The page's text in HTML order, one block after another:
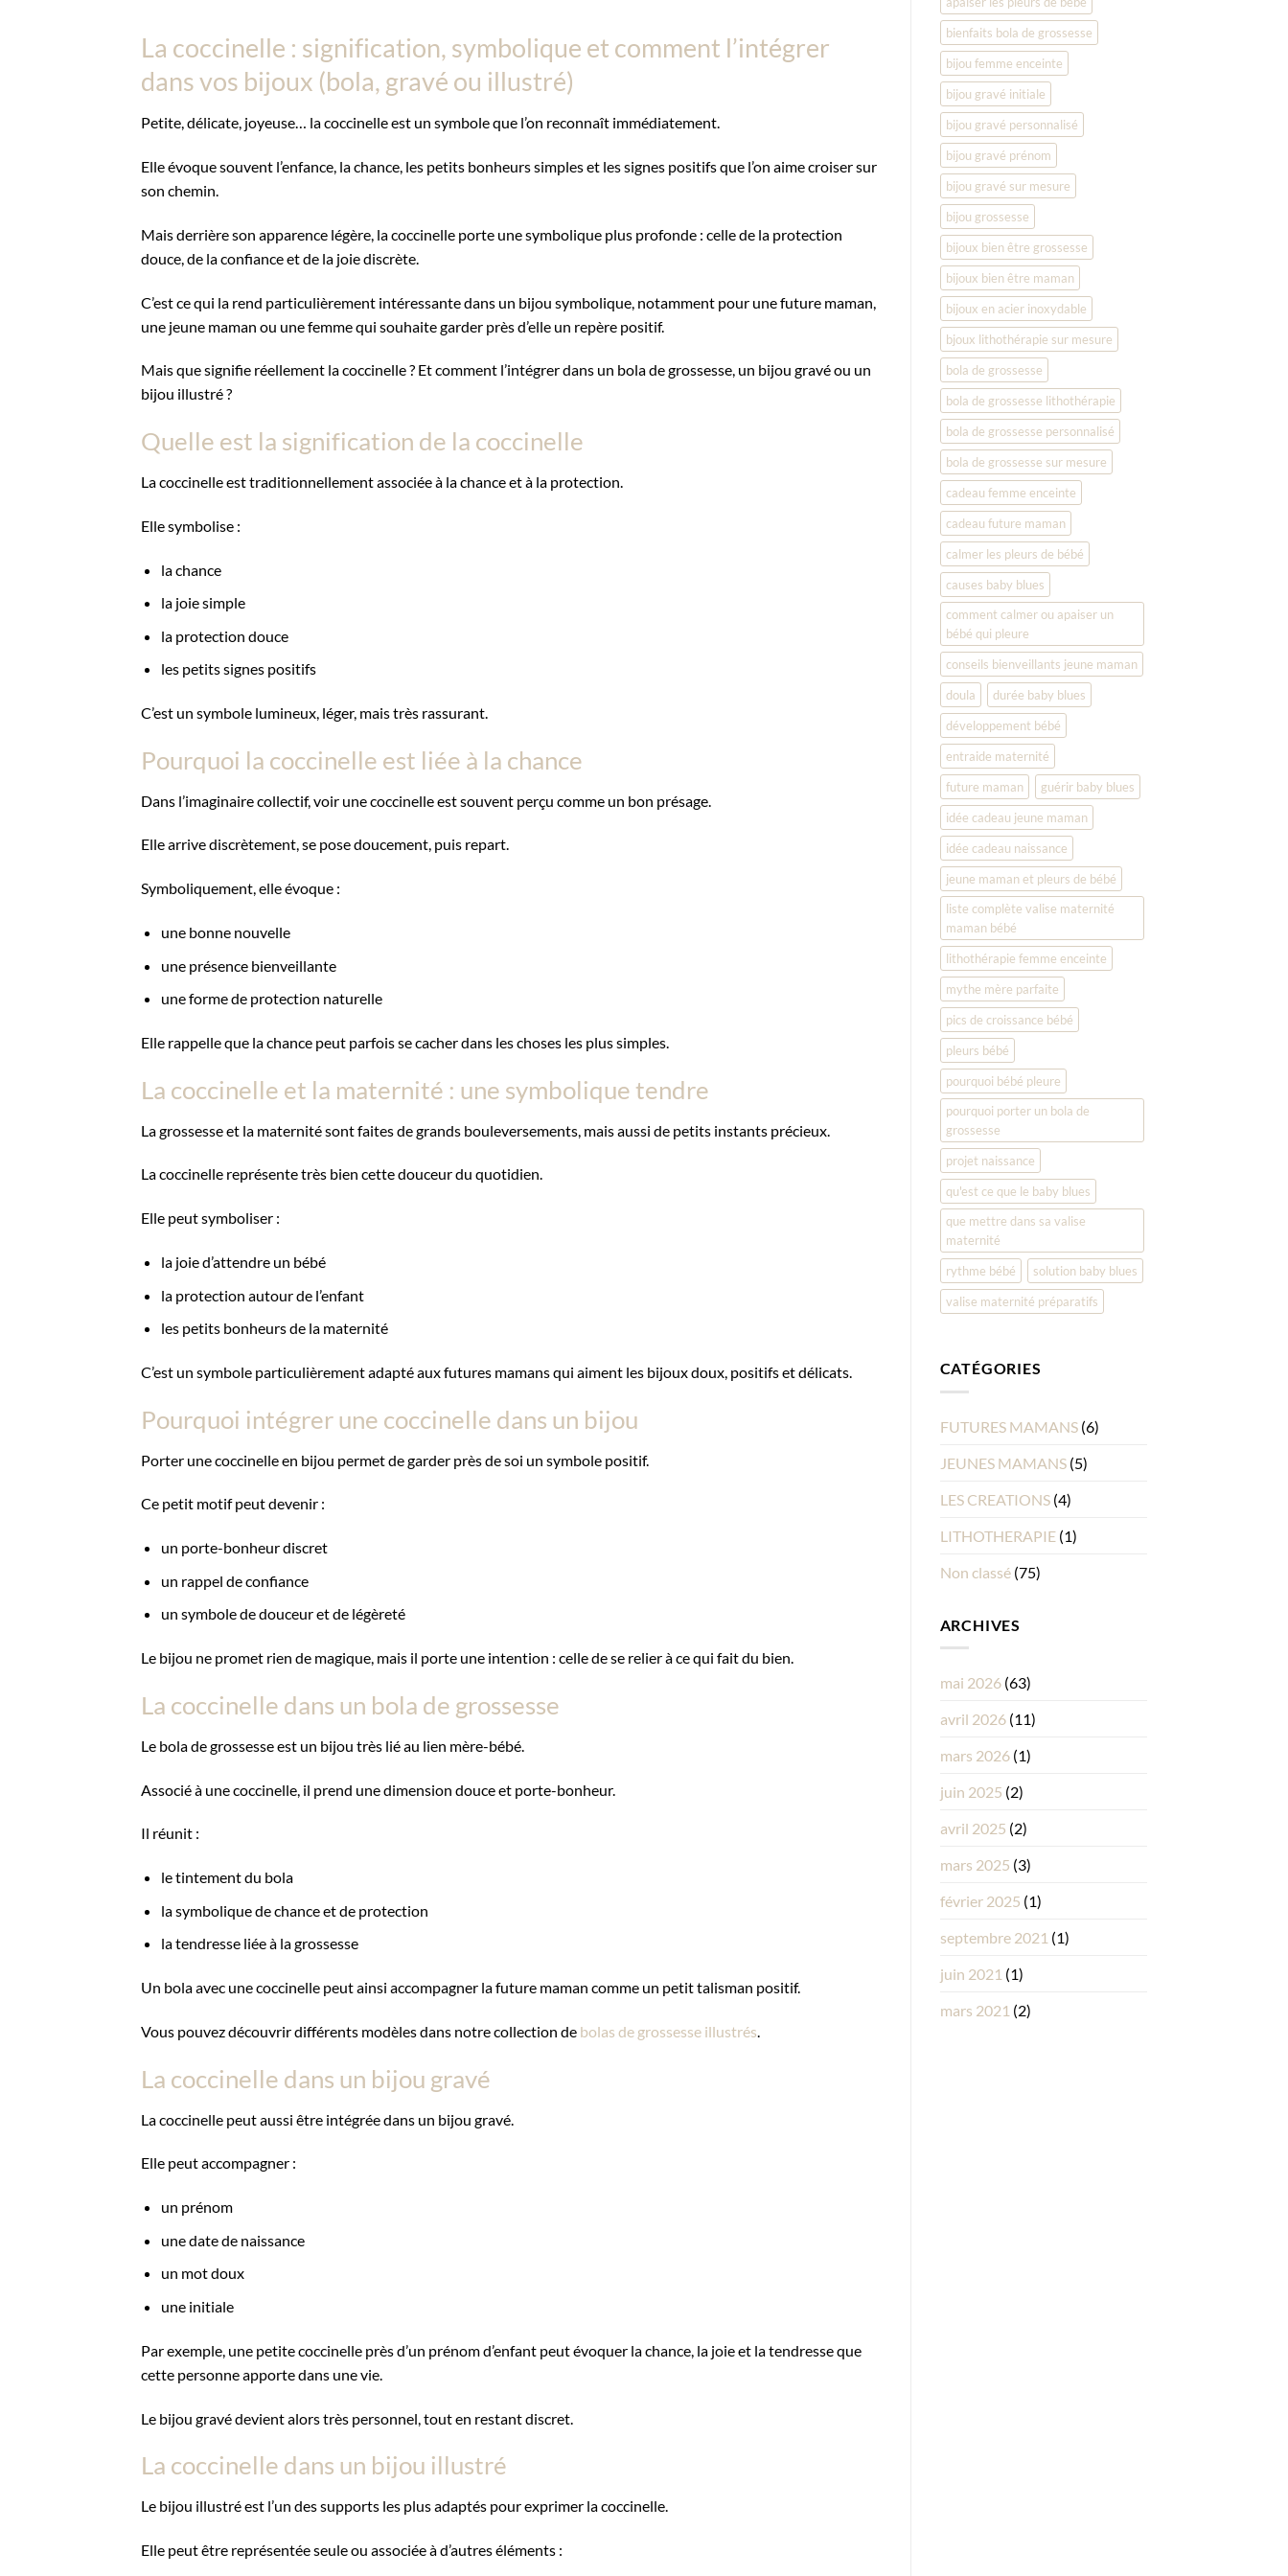
La coccinelle : signification, symbolique et comment l’intégrer
dans vos bijoux (bola, gravé ou illustré)
Petite, délicate, joyeuse… la coccinelle est un symbole que l’on reconnaît immédiatement.
Elle évoque souvent l’enfance, la chance, les petits bonheurs simples et les signes positifs que l’on aime croiser sur
son chemin.
Mais derrière son apparence légère, la coccinelle porte une symbolique plus profonde : celle de la protection
douce, de la confiance et de la joie discrète.
C’est ce qui la rend particulièrement intéressante dans un bijou symbolique, notamment pour une future maman,
une jeune maman ou une femme qui souhaite garder près d’elle un repère positif.
Mais que signifie réellement la coccinelle ? Et comment l’intégrer dans un bola de grossesse, un bijou gravé ou un
bijou illustré ?
Quelle est la signification de la coccinelle
La coccinelle est traditionnellement associée à la chance et à la protection.
Elle symbolise :
la chance
la joie simple
la protection douce
les petits signes positifs
C’est un symbole lumineux, léger, mais très rassurant.
Pourquoi la coccinelle est liée à la chance
Dans l’imaginaire collectif, voir une coccinelle est souvent perçu comme un bon présage.
Elle arrive discrètement, se pose doucement, puis repart.
Symboliquement, elle évoque :
une bonne nouvelle
une présence bienveillante
une forme de protection naturelle
Elle rappelle que la chance peut parfois se cacher dans les choses les plus simples.
La coccinelle et la maternité : une symbolique tendre
La grossesse et la maternité sont faites de grands bouleversements, mais aussi de petits instants précieux.
La coccinelle représente très bien cette douceur du quotidien.
Elle peut symboliser :
la joie d’attendre un bébé
la protection autour de l’enfant
les petits bonheurs de la maternité
C’est un symbole particulièrement adapté aux futures mamans qui aiment les bijoux doux, positifs et délicats.
Pourquoi intégrer une coccinelle dans un bijou
Porter une coccinelle en bijou permet de garder près de soi un symbole positif.
Ce petit motif peut devenir :
un porte-bonheur discret
un rappel de confiance
un symbole de douceur et de légèreté
Le bijou ne promet rien de magique, mais il porte une intention : celle de se relier à ce qui fait du bien.
La coccinelle dans un bola de grossesse
Le bola de grossesse est un bijou très lié au lien mère-bébé.
Associé à une coccinelle, il prend une dimension douce et porte-bonheur.
Il réunit :
le tintement du bola
la symbolique de chance et de protection
la tendresse liée à la grossesse
Un bola avec une coccinelle peut ainsi accompagner la future maman comme un petit talisman positif.
Vous pouvez découvrir différents modèles dans notre collection de bolas de grossesse illustrés.
La coccinelle dans un bijou gravé
La coccinelle peut aussi être intégrée dans un bijou gravé.
Elle peut accompagner :
un prénom
une date de naissance
un mot doux
une initiale
Par exemple, une petite coccinelle près d’un prénom d’enfant peut évoquer la chance, la joie et la tendresse que
cette personne apporte dans une vie.
Le bijou gravé devient alors très personnel, tout en restant discret.
La coccinelle dans un bijou illustré
Le bijou illustré est l’un des supports les plus adaptés pour exprimer la coccinelle.
Elle peut être représentée seule ou associée à d’autres éléments :
bienfaits bola de grossesse
bijou femme enceinte
bijou gravé initiale
bijou gravé personnalisé
bijou gravé prénom
bijou gravé sur mesure
bijou grossesse
bijoux bien être grossesse
bijoux bien être maman
bijoux en acier inoxydable
bjoux lithothérapie sur mesure
bola de grossesse
bola de grossesse lithothérapie
bola de grossesse personnalisé
bola de grossesse sur mesure
cadeau femme enceinte
cadeau future maman
calmer les pleurs de bébé
causes baby blues
comment calmer ou apaiser un
bébé qui pleure
conseils bienveillants jeune maman
doula
durée baby blues
développement bébé
entraide maternité
future maman
guérir baby blues
idée cadeau jeune maman
idée cadeau naissance
jeune maman et pleurs de bébé
liste complète valise maternité
maman bébé
lithothérapie femme enceinte
mythe mère parfaite
pics de croissance bébé
pleurs bébé
pourquoi bébé pleure
pourquoi porter un bola de
grossesse
projet naissance
qu'est ce que le baby blues
que mettre dans sa valise
maternité
rythme bébé
solution baby blues
valise maternité préparatifs
CATÉGORIES
FUTURES MAMANS(6)
JEUNES MAMANS(5)
LES CREATIONS(4)
LITHOTHERAPIE(1)
Non classé(75)
ARCHIVES
mai 2026(63)
avril 2026(11)
mars 2026(1)
juin 2025 (2)
avril 2025 (2)
mars 2025 (3)
février 2025 (1)
septembre 2021 (1)
juin 2021 (1)
mars 2021 (2)